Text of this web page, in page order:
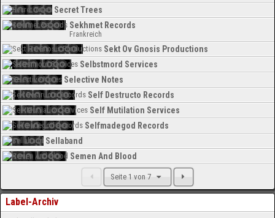
Secret Trees
Sekhmet Records
Frankreich
Sekt Ov Gnosis Productions
Selbstmord Services
Selective Notes
Self Destructo Records
Self Mutilation Services
Selfmadegod Records
Sellaband
Semen And Blood
Seite 1 von 7
Label-Archiv